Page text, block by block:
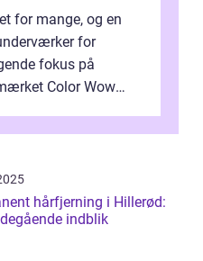
for mange, og en
for
fokus på
Color Wow
hårfjerning i Hillerød:
indblik